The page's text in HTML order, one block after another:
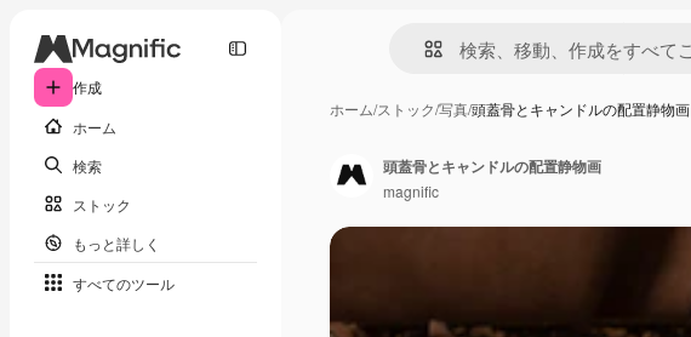
作成
ホーム
検索
ストック
もっと詳しく
すべてのツール
ホーム/ストック/写真/頭蓋骨とキャンドルの配置静物画
頭蓋骨とキャンドルの配置静物画
magnific